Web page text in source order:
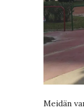
Meidän